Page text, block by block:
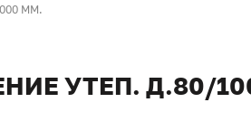
ММ.
УТЕП. Д.80/